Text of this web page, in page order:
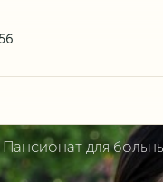
Пансионат для